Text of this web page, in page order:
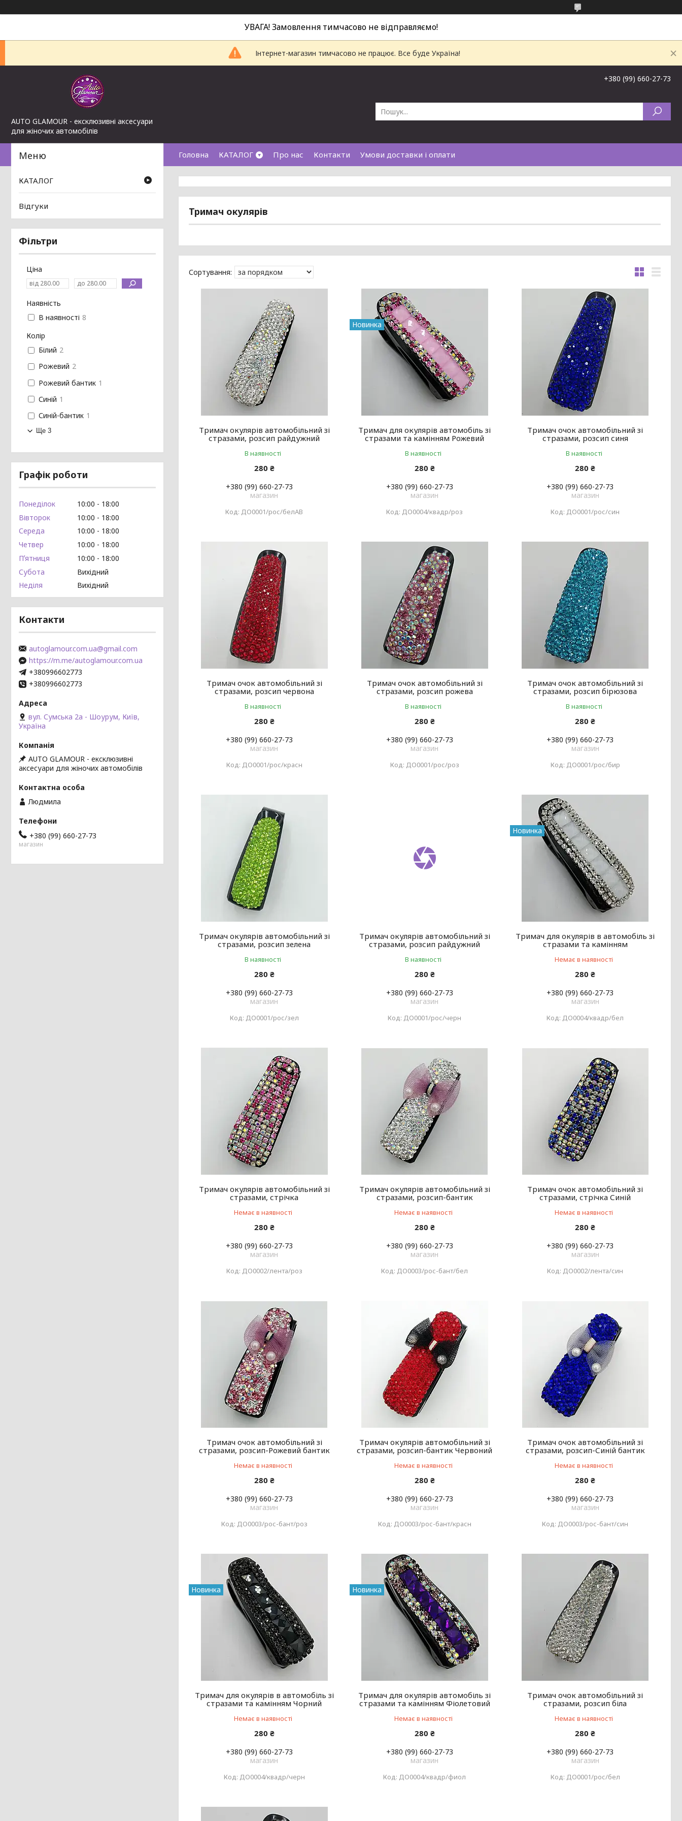
УВАГА! Замовлення тимчасово не відправляємо!
Інтернет-магазин тимчасово не працює. Все буде Україна!
AUTO GLAMOUR - ексклюзивні аксесуари
для жіночих автомобілів
+380 (99) 660-27-73
Головна КАТАЛОГ Про нас Контакти Умови доставки і оплати
Тримач окулярів
Тримач окулярів автомобільний зі
стразами, розсип райдужний
В наявності
280 ₴
+380 (99) 660-27-73
магазин
ДО0001/рос/белАВ
Новинка
Тримач для окулярів автомобіль зі
стразами та камінням Рожевий
В наявності
280 ₴
+380 (99) 660-27-73
магазин
ДО0004/квадр/роз
Тримач очок автомобільний зі
стразами, розсип синя
В наявності
280 ₴
+380 (99) 660-27-73
магазин
ДО0001/рос/син
Тримач очок автомобільний зі
стразами, розсип червона
В наявності
280 ₴
+380 (99) 660-27-73
магазин
ДО0001/рос/красн
Тримач очок автомобільний зі
стразами, розсип рожева
В наявності
280 ₴
+380 (99) 660-27-73
магазин
ДО0001/рос/роз
Тримач очок автомобільний зі
стразами, розсип бірюзова
В наявності
280 ₴
+380 (99) 660-27-73
магазин
ДО0001/рос/бир
Тримач окулярів автомобільний зі
стразами, розсип зелена
В наявності
280 ₴
+380 (99) 660-27-73
магазин
ДО0001/рос/зел
Тримач окулярів автомобільний зі
стразами, розсип райдужний
В наявності
280 ₴
+380 (99) 660-27-73
магазин
ДО0001/рос/черн
Новинка
Тримач для окулярів в автомобіль зі
стразами та камінням
Немає в наявності
280 ₴
+380 (99) 660-27-73
магазин
ДО0004/квадр/бел
Тримач окулярів автомобільний зі
стразами, стрічка
Немає в наявності
280 ₴
+380 (99) 660-27-73
магазин
ДО0002/лента/роз
Тримач окулярів автомобільний зі
стразами, розсип-бантик
Немає в наявності
280 ₴
+380 (99) 660-27-73
магазин
ДО0003/рос-бант/бел
Тримач очок автомобільний зі
стразами, стрічка Синій
Немає в наявності
280 ₴
+380 (99) 660-27-73
магазин
ДО0002/лента/син
Тримач очок автомобільний зі
стразами, розсип-Рожевий бантик
Немає в наявності
280 ₴
+380 (99) 660-27-73
магазин
ДО0003/рос-бант/роз
Тримач окулярів автомобільний зі
стразами, розсип-бантик Червоний
Немає в наявності
280 ₴
+380 (99) 660-27-73
магазин
ДО0003/рос-бант/красн
Тримач очок автомобільний зі
стразами, розсип-Синій бантик
Немає в наявності
280 ₴
+380 (99) 660-27-73
магазин
ДО0003/рос-бант/син
Новинка
Тримач для окулярів в автомобіль зі
стразами та камінням Чорний
Немає в наявності
280 ₴
+380 (99) 660-27-73
магазин
ДО0004/квадр/черн
Новинка
Тримач для окулярів автомобіль зі
стразами та камінням Фіолетовий
Немає в наявності
280 ₴
+380 (99) 660-27-73
магазин
ДО0004/квадр/фиол
Тримач очок автомобільний зі
стразами, розсип біла
Немає в наявності
280 ₴
+380 (99) 660-27-73
магазин
ДО0001/рос/бел
КАТАЛОГ
Відгуки
Фільтри
Ціна
Наявність
В наявності 8
Колір
Білий 2
Рожевий 2
Рожевий бантик 1
Синій 1
Синій-бантик 1
Ще 3
Графік роботи
Понеділок 10:00
18:00
Вівторок
10:00
18:00
Середа
10:00
18:00
Четвер
10:00
18:00
Пʼятниця
10:00
18:00
Субота
Вихідний
Неділя
Вихідний
Контакти
autoglamour.com.ua@gmail.com
https://m.me/autoglamour.com.ua
+380996602773
+380996602773
вул. Сумська 2а - Шоурум, Київ,
Україна
AUTO GLAMOUR - ексклюзивні
аксесуари для жіночих автомобілів
Людмила
+380 (99) 660-27-73
магазин